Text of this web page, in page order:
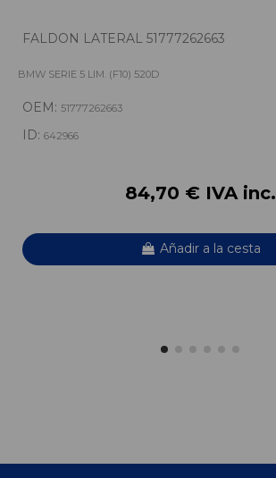
FALDON LATERAL 51777262663
BMW SERIE 5 LIM. (F10) 520D
OEM: 51777262663
ID: 642966
84,70 € IVA inc.
Añadir a la cesta